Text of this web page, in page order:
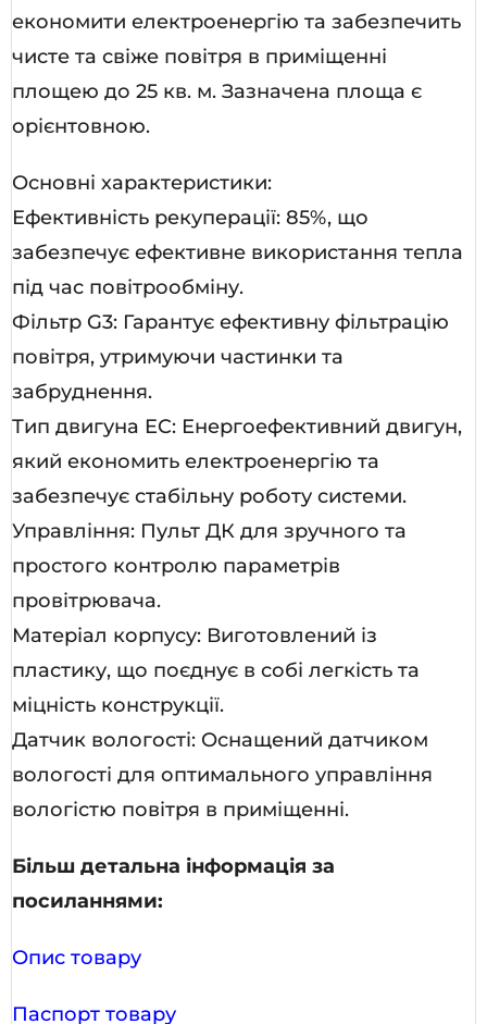
економити електроенергію та забезпечить
чисте та свіже повітря в приміщенні
площею до 25 кв. м. Зазначена площа є
орієнтовною.
Основні характеристики:
Ефективність рекуперації: 85%, що
забезпечує ефективне використання тепла
під час повітрообміну.
Фільтр G3: Гарантує ефективну фільтрацію
повітря, утримуючи частинки та
забруднення.
Тип двигуна EC: Енергоефективний двигун,
який економить електроенергію та
забезпечує стабільну роботу системи.
Управління: Пульт ДК для зручного та
простого контролю параметрів
провітрювача.
Матеріал корпусу: Виготовлений із
пластику, що поєднує в собі легкість та
міцність конструкції.
Датчик вологості: Оснащений датчиком
вологості для оптимального управління
вологістю повітря в приміщенні.
Більш детальна інформація за
посиланнями:
Опис товару
Паспорт товару